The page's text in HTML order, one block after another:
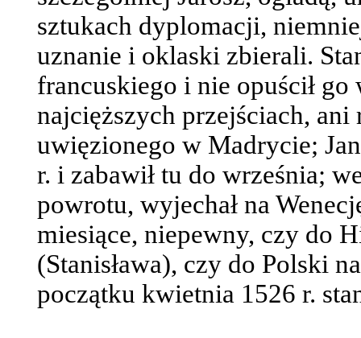
sztukach dyplomacji,
uznanie i oklaski zbierali.
francuskiego i nie opuścił
najcięższych przejściach,
uwięzionego w Madrycie;
r. i zabawił tu do września;
powrotu, wyjechał na
miesiące, niepewny, czy do
(Stanisława), czy do Polski
początku kwietnia 1526 r.